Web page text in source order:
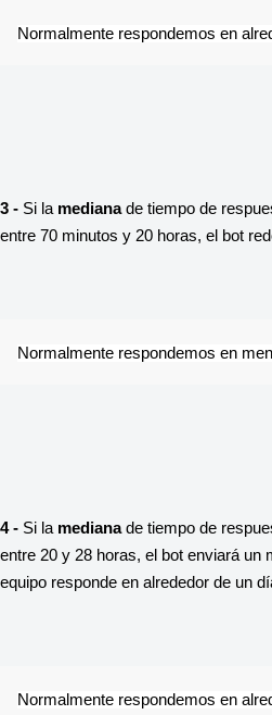
Normalmente respondemos en
3 - Si la mediana de tiempo de
entre 70 minutos y 20 horas, el bot
Normalmente respondemos en
4 - Si la mediana de tiempo de
entre 20 y 28 horas, el bot enviará un
equipo responde en alrededor de un
Normalmente respondemos en